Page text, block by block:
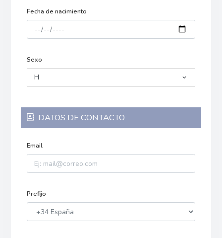
Fecha de nacimiento
Sexo
H
DATOS DE CONTACTO
Email
Prefijo